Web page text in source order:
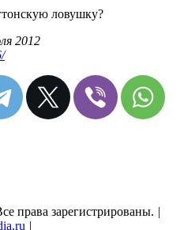
ловушку?
2012
права зарегистрированы. |
|